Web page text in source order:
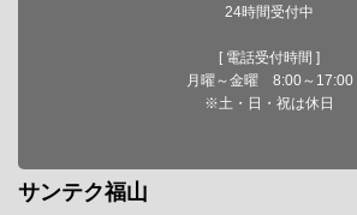
24時間受付中
[ 電話受付時間 ]
月曜～金曜 8:00～17:00
※土・日・祝は休日
サンテク福山